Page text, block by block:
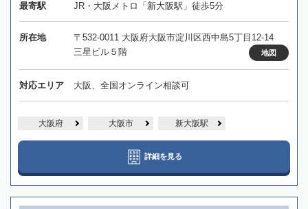
最寄駅 JR・大阪メトロ「新大阪駅」徒歩5分
所在地
〒532-0011 大阪府大阪市淀川区西中島5丁目12-14
三星ビル５階
地図
対応エリア 大阪、全国オンライン相談可
大阪府 大阪市 新大阪駅
詳細を見る